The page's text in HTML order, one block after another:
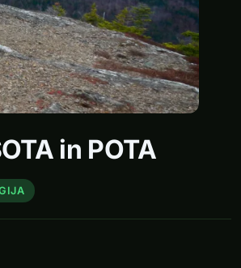
in POTA